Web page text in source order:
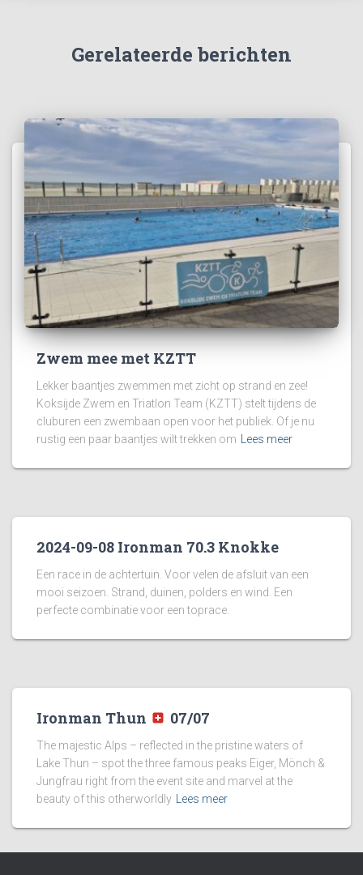
Gerelateerde berichten
Zwem mee met KZTT
Lekker baantjes zwemmen met zicht op strand en zee!
Koksijde Zwem en Triatlon Team (KZTT) stelt tijdens de
cluburen een zwembaan open voor het publiek. Of je nu
rustig een paar baantjes wilt trekken om
Lees meer
2024-09-08 Ironman 70.3 Knokke
Een race in de achtertuin. Voor velen de afsluit van een
mooi seizoen. Strand, duinen, polders en wind. Een
perfecte combinatie voor een toprace.
Ironman Thun 07/07
The majestic Alps – reflected in the pristine waters of
Lake Thun – spot the three famous peaks Eiger, Mönch &
Jungfrau right from the event site and marvel at the
beauty of this otherworldly
Lees meer